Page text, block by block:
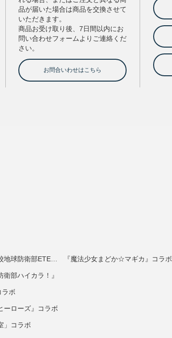
劇場版『美男高校地球防衛部ETERNAL LOVE！』第２弾
衛部ハイカラ！』
ラボ
ーローズ』コラボ
」コラボ
『魔法少女まどか☆マギカ』コラボ